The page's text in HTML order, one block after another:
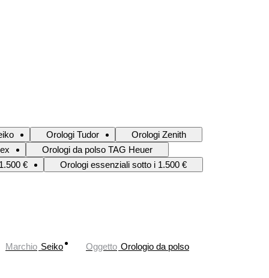
Orologi Tudor
Orologi Zenith
Orologi da polso TAG Heuer
€ Orologi essenziali sotto i 1.500 €
Marchio Seiko Oggetto Orologio da polso